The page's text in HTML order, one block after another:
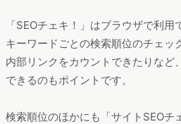
「SEOチェキ！」はブラウザで利用
キーワードごとの検索順位のチェッ
内部リンクをカウントできたりなど
できるのもポイントです。
検索順位のほかにも「サイトSEOチ